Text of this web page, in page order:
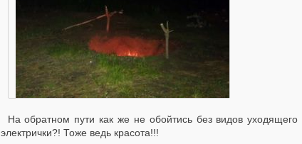
На обратном пути как же не обойтись без видов
электрички?! Тоже ведь красота!!!